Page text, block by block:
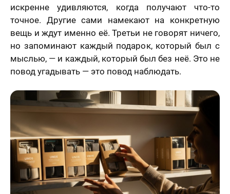
искренне удивляются, когда получают что-то
точное. Другие сами намекают на конкретную
вещь и ждут именно её. Третьи не говорят ничего,
но запоминают каждый подарок, который был с
мыслью, — и каждый, который был без неё. Это не
повод угадывать — это повод наблюдать.